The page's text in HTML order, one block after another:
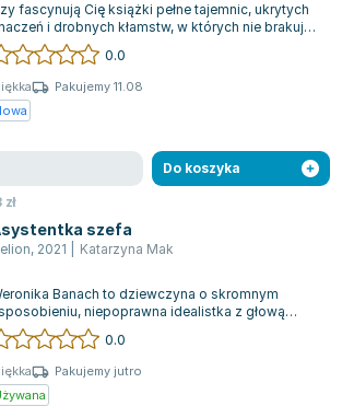
fascynują Cię książki pełne tajemnic, ukrytych
i drobnych kłamstw, w których nie brakuje
nutki romansu i niepewnyc...
0.0
Pakujemy 11.08
zł
Do koszyka
szefa
, 2021 Katarzyna Mak
Banach to dziewczyna o skromnym
niepoprawna idealistka z głową
romantycznych marzeń. Pochodzi z małej...
0.0
Pakujemy jutro